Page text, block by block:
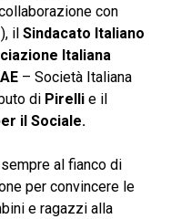
con
il Sindacato Italiano
Italiana
– Società Italiana
di Pirelli e il
il Sociale.
al fianco di
per convincere le
e ragazzi alla